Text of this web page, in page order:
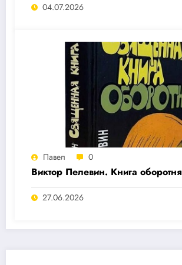
04.07.2026
Павел 0
Виктор Пелевин. Книга оборотня
27.06.2026